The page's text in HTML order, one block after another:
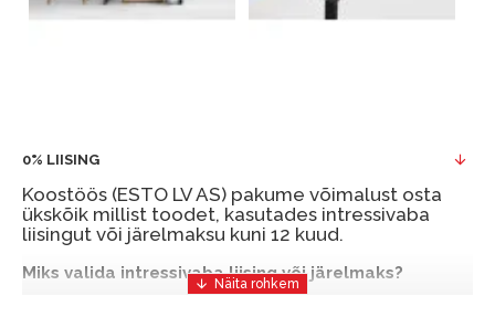
0% LIISING
Koostöös (ESTO LV AS) pakume võimalust osta
ükskõik millist toodet, kasutades intressivaba
liisingut või järelmaksu kuni 12 kuud.
Miks valida intressivaba liising või järelmaks?